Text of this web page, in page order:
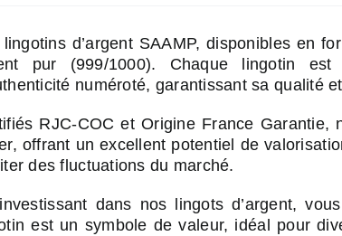
lingotins d’argent SAAMP, disponibles en
pur (999/1000). Chaque lingotin est
numéroté, garantissant sa qualité
RJC-COC et Origine France
offrant un excellent potentiel de
des fluctuations du marché.
dans nos lingots d’argent,
est un symbole de valeur, idéal pour